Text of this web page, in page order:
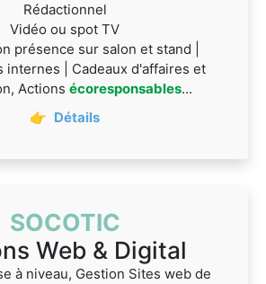
Rédactionnel
Vidéo ou spot TV
présence sur salon et stand |
internes | Cadeaux d'affaires et
Actions écoresponsables...
👉 Détails
SOCOTIC
Web & Digital
à niveau, Gestion Sites web de